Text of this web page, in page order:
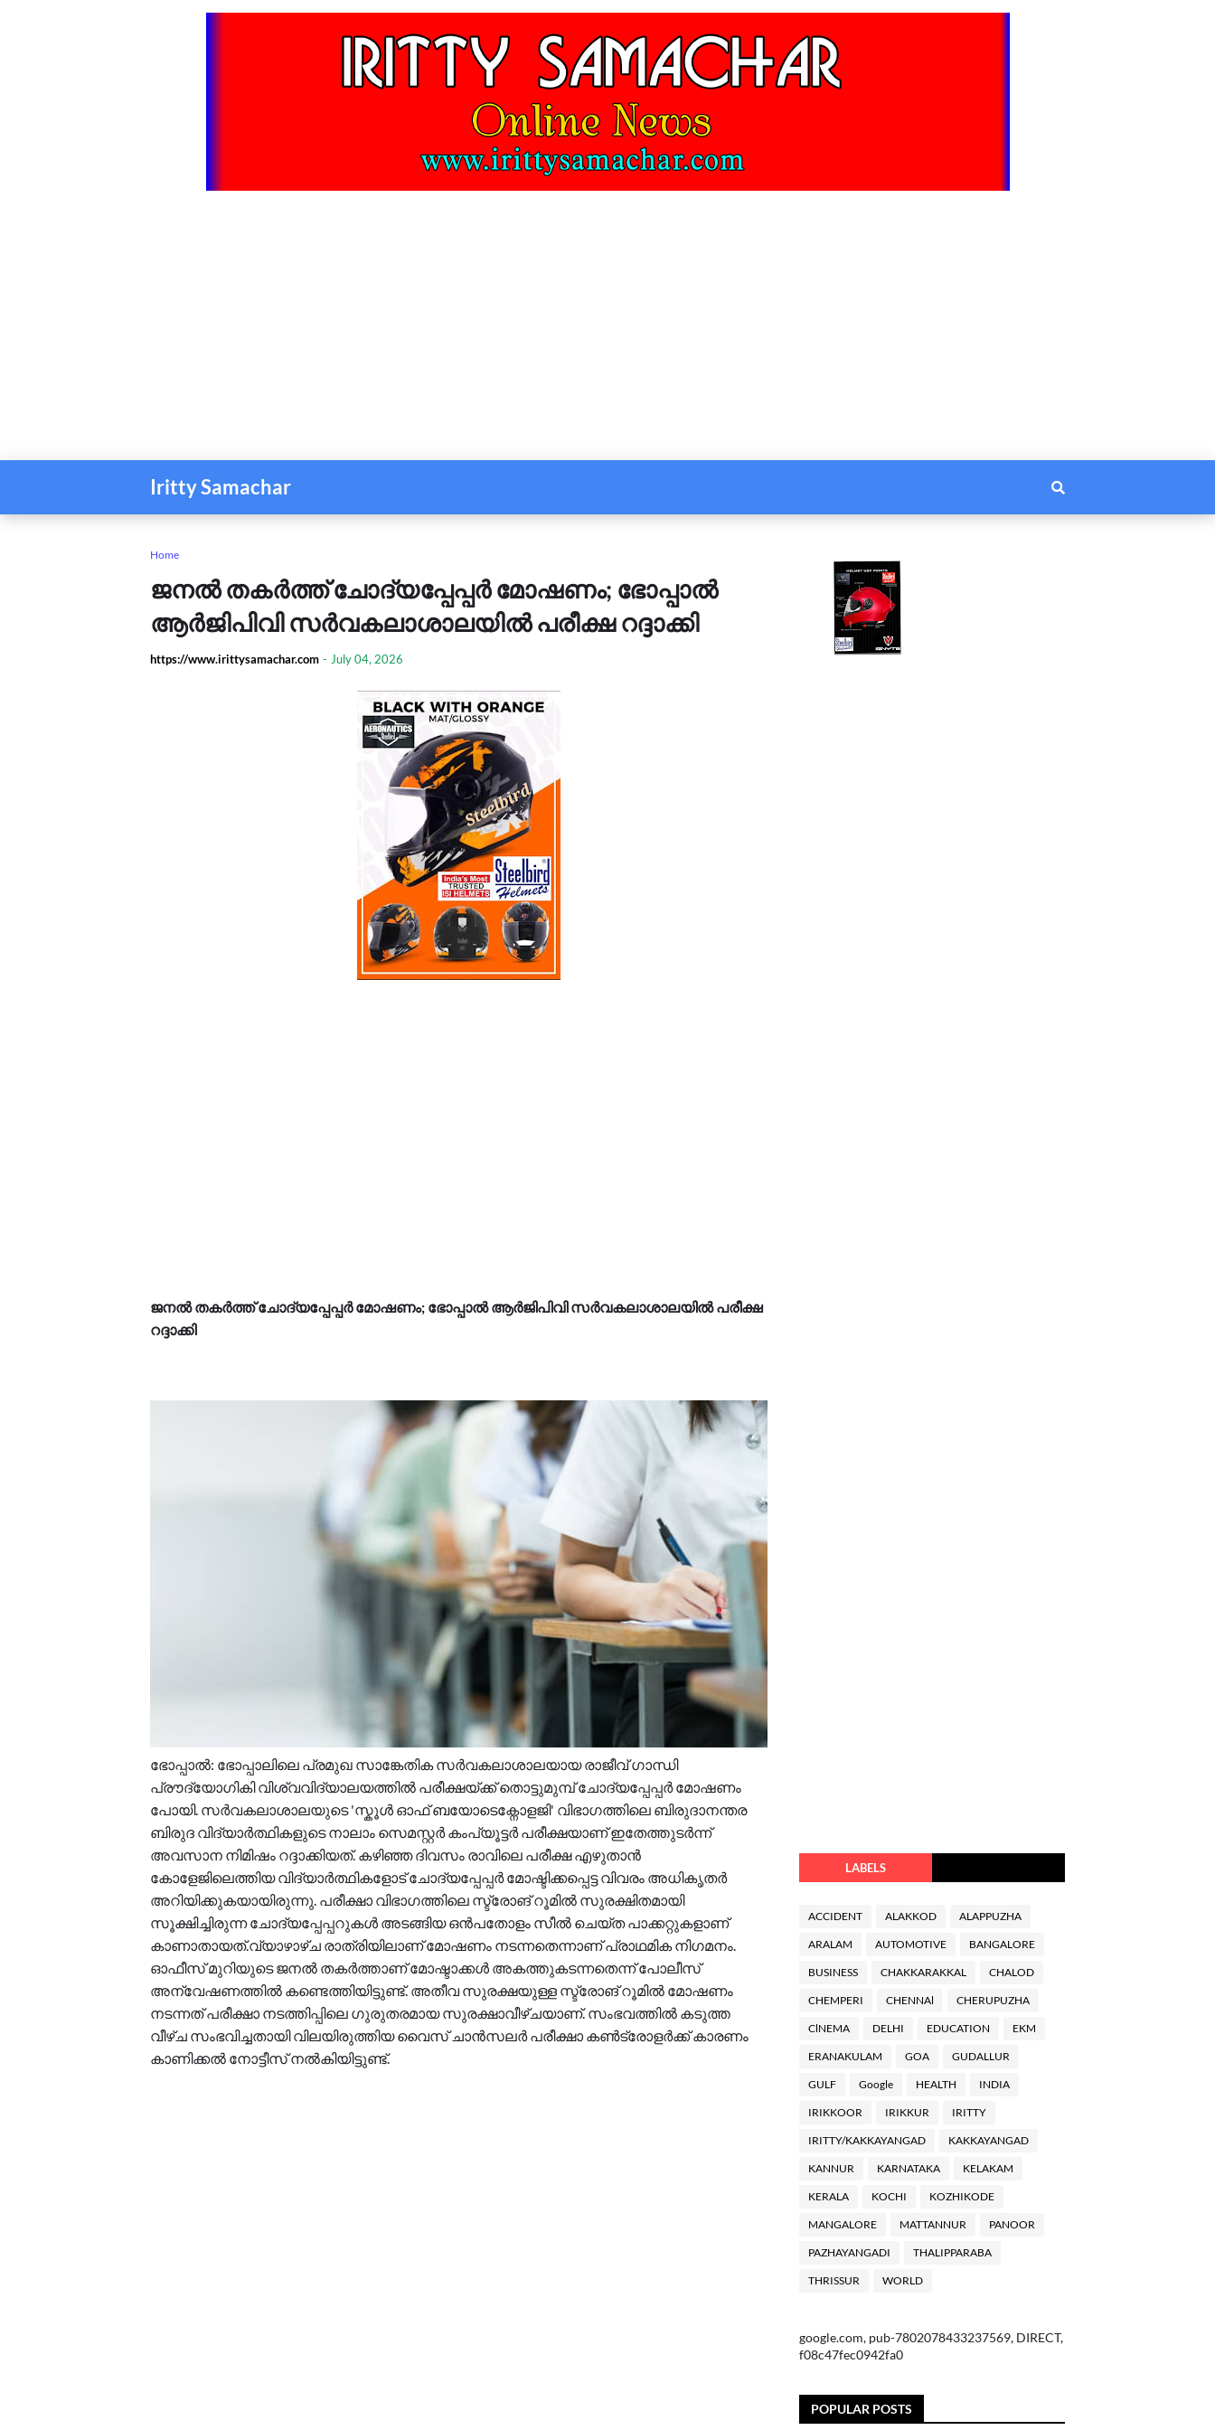
Iritty Samachar
Home
ജനൽ തകർത്ത് ചോദ്യപ്പേപ്പർ മോഷണം; ഭോപ്പാൽ
ആർജിപിവി സർവകലാശാലയിൽ പരീക്ഷ റദ്ദാക്കി
https://www.irittysamachar.com - July 04, 2026
ജനൽ തകർത്ത് ചോദ്യപ്പേപ്പർ മോഷണം; ഭോപ്പാൽ ആർജിപിവി സർവകലാശാലയിൽ പരീക്ഷ
റദ്ദാക്കി
ഭോപ്പാൽ: ഭോപ്പാലിലെ പ്രമുഖ സാങ്കേതിക സർവകലാശാലയായ രാജീവ് ഗാന്ധി
പ്രൗദ്യോഗികി വിശ്വവിദ്യാലയത്തിൽ പരീക്ഷയ്ക്ക് തൊട്ടുമുമ്പ് ചോദ്യപ്പേപ്പർ മോഷണം
പോയി. സർവകലാശാലയുടെ 'സ്കൂൾ ഓഫ് ബയോടെക്നോളജി' വിഭാഗത്തിലെ ബിരുദാനന്തര
ബിരുദ വിദ്യാർത്ഥികളുടെ നാലാം സെമസ്റ്റർ കംപ്യൂട്ടർ പരീക്ഷയാണ് ഇതേത്തുടർന്ന്
അവസാന നിമിഷം റദ്ദാക്കിയത്. കഴിഞ്ഞ ദിവസം രാവിലെ പരീക്ഷ എഴുതാൻ
കോളേജിലെത്തിയ വിദ്യാർത്ഥികളോട് ചോദ്യപ്പേപ്പർ മോഷ്ടിക്കപ്പെട്ട വിവരം അധികൃതർ
അറിയിക്കുകയായിരുന്നു. പരീക്ഷാ വിഭാഗത്തിലെ സ്ട്രോങ് റൂമിൽ സുരക്ഷിതമായി
സൂക്ഷിച്ചിരുന്ന ചോദ്യപ്പേപ്പറുകൾ അടങ്ങിയ ഒൻപതോളം സീൽ ചെയ്ത പാക്കറ്റുകളാണ്
കാണാതായത്.വ്യാഴാഴ്ച രാത്രിയിലാണ് മോഷണം നടന്നതെന്നാണ് പ്രാഥമിക നിഗമനം.
ഓഫീസ് മുറിയുടെ ജനൽ തകർത്താണ് മോഷ്ടാക്കൾ അകത്തുകടന്നതെന്ന് പോലീസ്
അന്വേഷണത്തിൽ കണ്ടെത്തിയിട്ടുണ്ട്. അതീവ സുരക്ഷയുള്ള സ്ട്രോങ് റൂമിൽ മോഷണം
നടന്നത് പരീക്ഷാ നടത്തിപ്പിലെ ഗുരുതരമായ സുരക്ഷാവീഴ്ചയാണ്. സംഭവത്തിൽ കടുത്ത
വീഴ്ച സംഭവിച്ചതായി വിലയിരുത്തിയ വൈസ് ചാൻസലർ പരീക്ഷാ കൺട്രോളർക്ക് കാരണം
കാണിക്കൽ നോട്ടീസ് നൽകിയിട്ടുണ്ട്.
LABELS
ACCIDENT ALAKKOD ALAPPUZHA
ARALAM AUTOMOTIVE BANGALORE
BUSINESS CHAKKARAKKAL CHALOD
CHEMPERI CHENNAl CHERUPUZHA
ClNEMA DELHI EDUCATION EKM
ERANAKULAM GOA GUDALLUR
GULF Google HEALTH INDIA
IRIKKOOR IRIKKUR IRITTY
IRITTY/KAKKAYANGAD KAKKAYANGAD
KANNUR KARNATAKA KELAKAM
KERALA KOCHI KOZHIKODE
MANGALORE MATTANNUR PANOOR
PAZHAYANGADI THALIPPARABA
THRISSUR WORLD
google.com, pub-7802078433237569, DIRECT,
f08c47fec0942fa0
POPULAR POSTS